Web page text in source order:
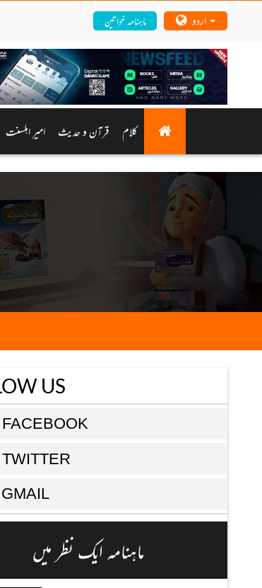
ماہنامہ خواتین
کلام قرآن و حدیث امیرِ اہلسنت
US
FACEBOOK
TWITTER
GMAIL
ماہنامہ ایک نظر میں